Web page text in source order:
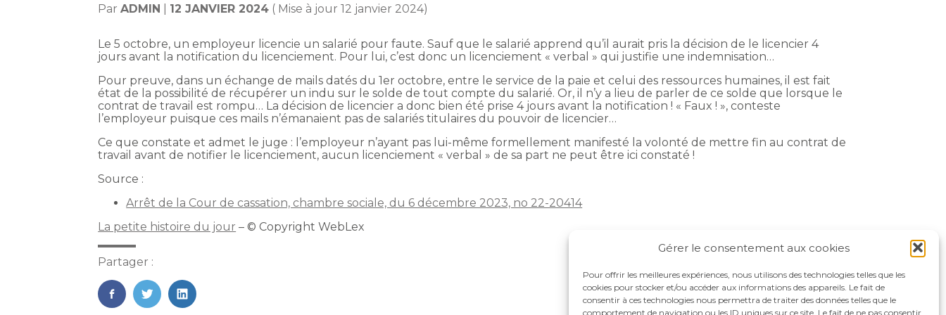
Gérer le consentement aux cookies
Pour offrir les meilleures expériences, nous utilisons des technologies telles que les
cookies pour stocker et/ou accéder aux informations des appareils. Le fait de
consentir à ces technologies nous permettra de traiter des données telles que le
comportement de navigation ou les ID uniques sur ce site. Le fait de ne pas consentir
ParADMIN 12 JANVIER 2024 ( Mise à jour 12 janvier 2024)
Le 5 octobre, un employeur licencie un salarié pour faute. Sauf que le salarié apprend qu’il aurait pris la décision de le licencier 4
jours avant la notification du licenciement. Pour lui, c’est donc un licenciement « verbal » qui justifie une indemnisation…
Pour preuve, dans un échange de mails datés du 1er octobre, entre le service de la paie et celui des ressources humaines, il est fait
état de la possibilité de récupérer un indu sur le solde de tout compte du salarié. Or, il n’y a lieu de parler de ce solde que lorsque le
contrat de travail est rompu… La décision de licencier a donc bien été prise 4 jours avant la notification ! « Faux ! », conteste
l’employeur puisque ces mails n’émanaient pas de salariés titulaires du pouvoir de licencier…
Ce que constate et admet le juge : l’employeur n’ayant pas lui-même formellement manifesté la volonté de mettre fin au contrat de
travail avant de notifier le licenciement, aucun licenciement « verbal » de sa part ne peut être ici constaté !
Source :
Arrêt de la Cour de cassation, chambre sociale, du 6 décembre 2023, no 22-20414
La petite histoire du jour – © Copyright WebLex
Partager :
FaceBook
TwitterLinkedIn